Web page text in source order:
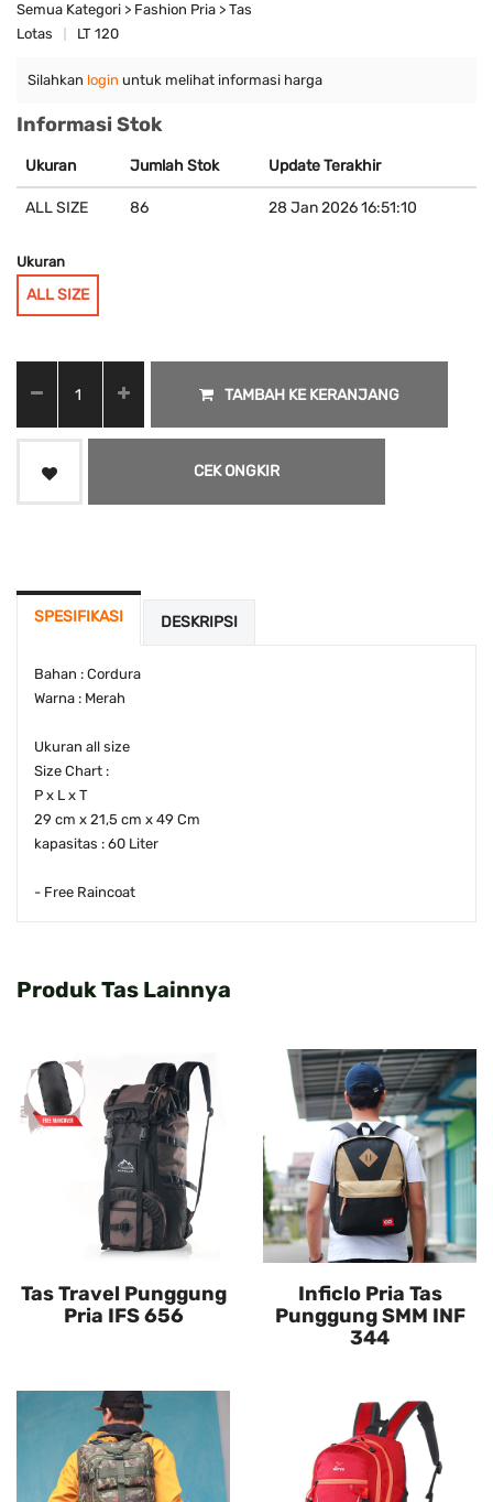
Semua Kategori > Fashion Pria > Tas
Lotas
LT 120
Silahkan login untuk melihat informasi harga
Informasi Stok
Ukuran Jumlah Stok Update Terakhir
ALL SIZE 86 28 Jan 2026 16:51:10
Ukuran
ALL SIZE
TAMBAH KE KERANJANG
CEK ONGKIR
SPESIFIKASI DESKRIPSI
Bahan : Cordura
Warna : Merah
Ukuran all size
Size Chart :
P x L x T
29 cm x 21,5 cm x 49 Cm
kapasitas : 60 Liter
- Free Raincoat
Produk Tas Lainnya
Tas Travel Punggung
Pria IFS 656
Inficlo Pria Tas
Punggung SMM INF
344